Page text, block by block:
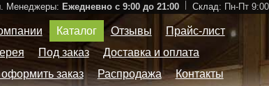
Менеджеры: Ежедневно с 9:00 до 21:00 Склад: Пн-Пт
Каталог Отзывы
Прайс-лист
Под заказ
Доставка и оплата
оформить заказ
Распродажа
Контакты